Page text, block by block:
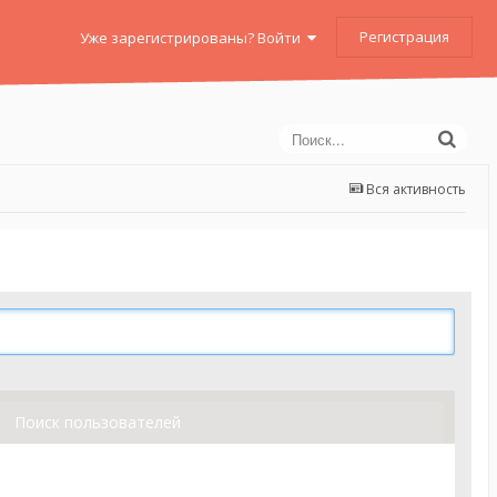
Уже зарегистрированы? Войти Регистрация
Вся активность
Поиск пользователей